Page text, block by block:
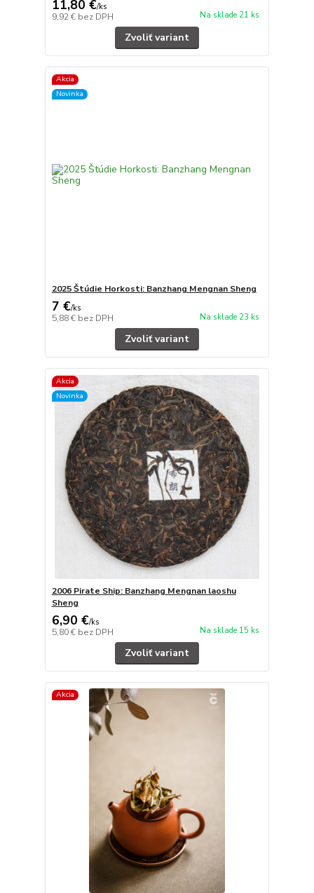
11,80 €/ks
9,92 € bez DPH Na sklade 21 ks
Zvoliť variant
Akcia
Novinka
2025 Štúdie Horkosti: Banzhang Mengnan Sheng
7 €/ks
5,88 € bez DPH Na sklade 23 ks
Zvoliť variant
Akcia
Novinka
2006 Pirate Ship: Banzhang Mengnan laoshu
Sheng
6,90 €/ks
5,80 € bez DPH Na sklade 15 ks
Zvoliť variant
Akcia